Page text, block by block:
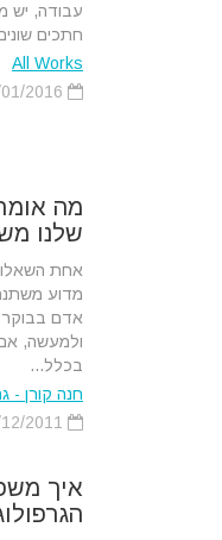
עבודה, יש
חתכים
All Works
מה
שלנו
אחת
מדוע
אדם בבוקר
ולמעשה,
בכלל...
חנה קורן -
איך